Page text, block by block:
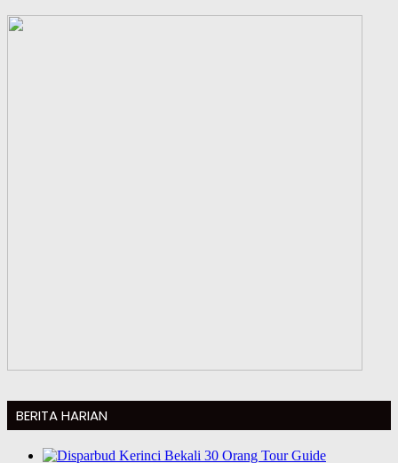
BERITA HARIAN